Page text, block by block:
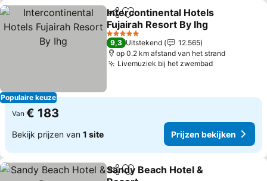
Populaire keuze
DelenToevoegen aan favorieten
Intercontinental Hotels
Fujairah Resort By Ihg
Prijzen bekijken
5 Sterren
9,3 Uitstekend
12.565
op 0.2 km afstand van het strand
Livemuziek bij het zwembadPrijzen
Van € 183
Bekijk prijzen van 1 site Prijzen bekijken
DelenToevoegen aan favorieten
Sandy Beach Hotel &